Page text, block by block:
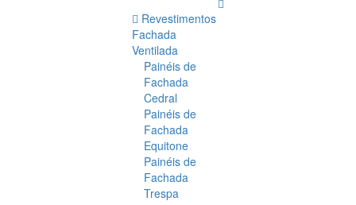
Revestimentos
Fachada
Ventilada
Painéis de
Fachada
Cedral
Painéis de
Fachada
Equitone
Painéis de
Fachada
Trespa